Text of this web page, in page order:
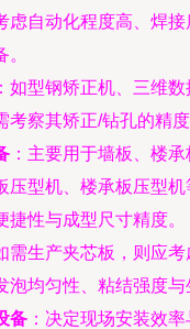
虑自动化程度高、焊
：如型钢矫正机、三维
考察其矫正/钻孔的精度
：主要用于墙板、楼承
压型机、楼承板压型
性与成型尺寸精度。
需生产夹芯板，则应
泡均匀性、粘结强度与
备 ：决定现场安装效率